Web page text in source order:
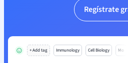
Regístrate
+ Add tag Immunology Cell Biology Mo